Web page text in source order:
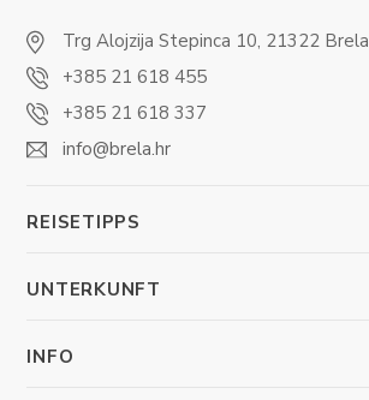
Trg Alojzija Stepinca 10, 21322 Brela
+385 21 618 455
+385 21 618 337
info@brela.hr
REISETIPPS
UNTERKUNFT
INFO